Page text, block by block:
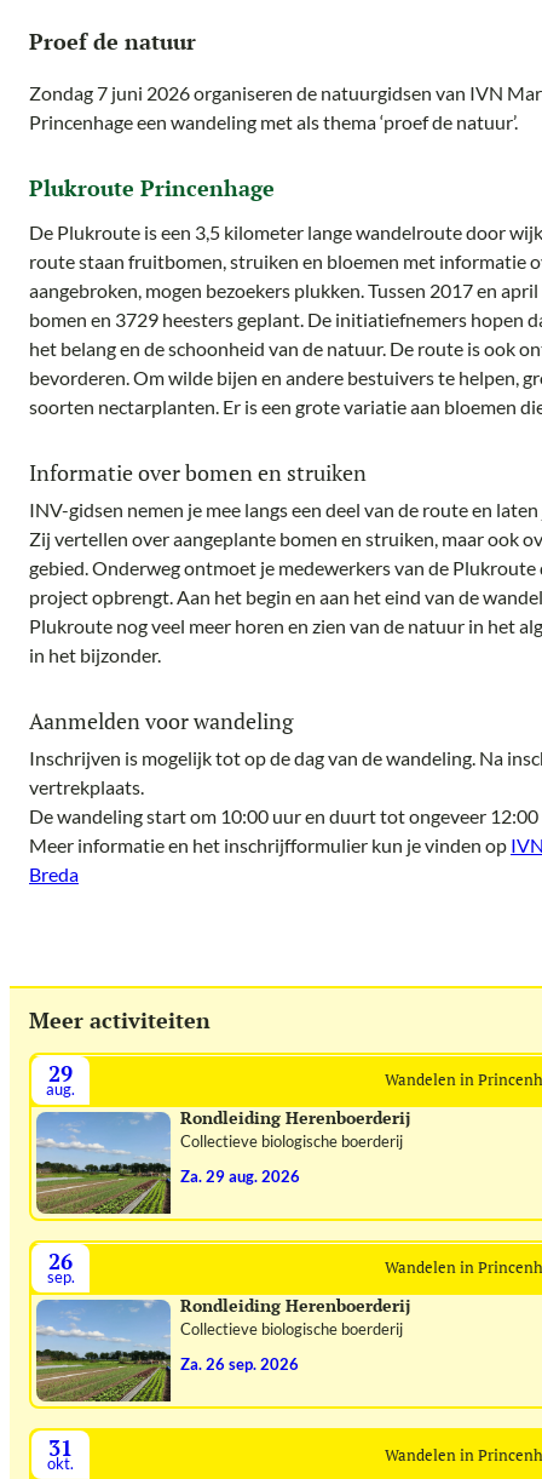
Proef de natuur
Zondag 7 juni 2026 organiseren de natuurgidsen van IVN
Princenhage een wandeling met als thema ‘proef de natuur’.
Plukroute Princenhage
De Plukroute is een 3,5 kilometer lange wandelroute door
route staan fruitbomen, struiken en bloemen met informatie
aangebroken, mogen bezoekers plukken. Tussen 2017 en
bomen en 3729 heesters geplant. De initiatiefnemers hopen
het belang en de schoonheid van de natuur. De route is ook
bevorderen. Om wilde bijen en andere bestuivers te helpen,
soorten nectarplanten. Er is een grote variatie aan bloemen
Informatie over bomen en struiken
INV-gidsen nemen je mee langs een deel van de route en
Zij vertellen over aangeplante bomen en struiken, maar ook
gebied. Onderweg ontmoet je medewerkers van de
project opbrengt. Aan het begin en aan het eind van de
Plukroute nog veel meer horen en zien van de natuur in het
in het bijzonder.
Aanmelden voor wandeling
Inschrijven is mogelijk tot op de dag van de wandeling. Na
vertrekplaats.
De wandeling start om 10:00 uur en duurt tot ongeveer 12:00
Meer informatie en het inschrijfformulier kun je vinden op
Breda
Meer activiteiten
29
aug. Wandelen in
Rondleiding Herenboerderij
Collectieve biologische boerderij
za. 29 aug. 2026
26
sep. Wandelen in
Rondleiding Herenboerderij
Collectieve biologische boerderij
za. 26 sep. 2026
31
okt. Wandelen in